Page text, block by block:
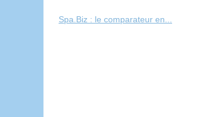
Spa.Biz : le comparateur en...